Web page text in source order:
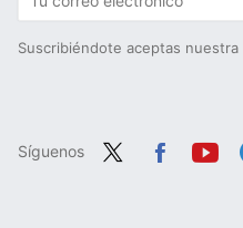
Suscribiéndote aceptas nuestra
Síguenos